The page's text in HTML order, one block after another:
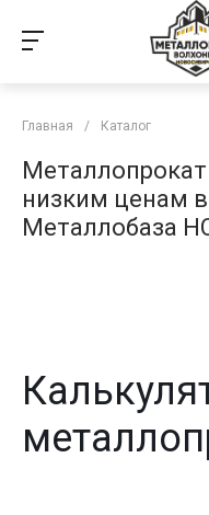
Главная / Каталог
низким ценам
Металлобаза